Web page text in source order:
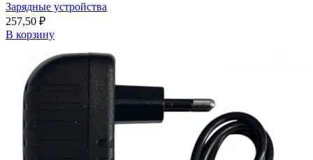
Зарядные устройства
257,50 ₽
В корзину